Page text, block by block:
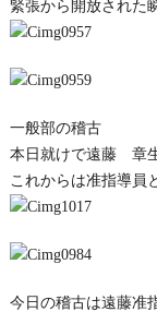
緊張から開放された
一般部の稽古
本日就けで遠藤 章
これからは准指導員
今日の稽古は遠藤准